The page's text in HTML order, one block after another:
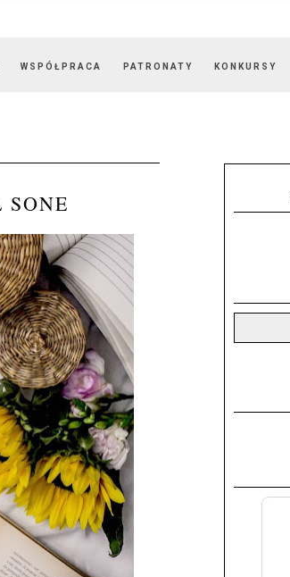
WSPÓŁPRACA PATRONATY KONKURSY